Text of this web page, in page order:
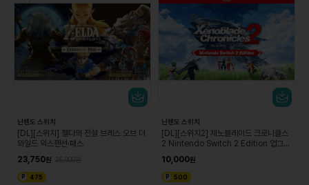
닌텐도 스위치
[DL][스위치] 젤다의 전설 브레스 오브 더
와일드 익스팬션·패스
23,750
25,000
475
닌텐도 스위치
[DL][스위치2] 제노블레이드 크로니클스
2 Nintendo Switch 2 Edition 업그레
10,000
500